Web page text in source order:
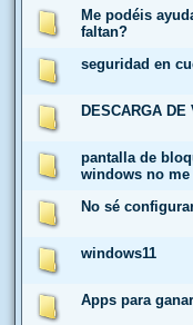
Me podéis
faltan?
seguridad en
DESCARGA DE
pantalla de
windows no me
No sé
windows11
Apps para